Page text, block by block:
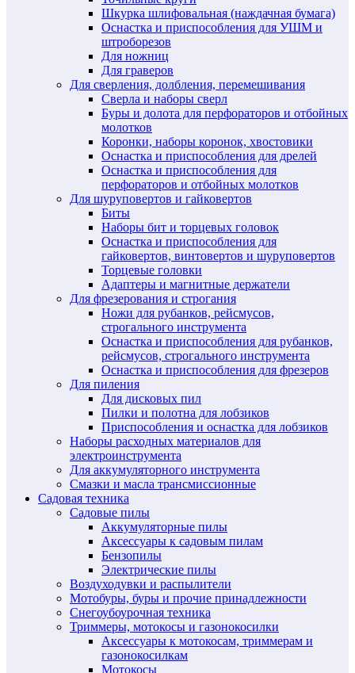
Шкурка шлифовальная (наждачная бумага)
Оснастка и приспособления для УШМ и
штроборезов
Для ножниц
Для граверов
Для сверления, долбления, перемешивания
Сверла и наборы сверл
Буры и долота для перфораторов и отбойных
молотков
Коронки, наборы коронок, хвостовики
Оснастка и приспособления для дрелей
Оснастка и приспособления для
перфораторов и отбойных молотков
Для шуруповертов и гайковертов
Биты
Наборы бит и торцевых головок
Оснастка и приспособления для
гайковертов, винтовертов и шуруповертов
Торцевые головки
Адаптеры и магнитные держатели
Для фрезерования и строгания
Ножи для рубанков, рейсмусов,
строгального инструмента
Оснастка и приспособления для рубанков,
рейсмусов, строгального инструмента
Оснастка и приспособления для фрезеров
Для пиления
Для дисковых пил
Пилки и полотна для лобзиков
Приспособления и оснастка для лобзиков
Наборы расходных материалов для
электроинструмента
Для аккумуляторного инструмента
Смазки и масла трансмиссионные
Садовая техника
Садовые пилы
Аккумуляторные пилы
Аксессуары к садовым пилам
Бензопилы
Электрические пилы
Воздуходувки и распылители
Мотобуры, буры и прочие принадлежности
Снегоубоурочная техника
Триммеры, мотокосы и газонокосилки
Аксессуары к мотокосам, триммерам и
газонокосилкам
Мотокосы